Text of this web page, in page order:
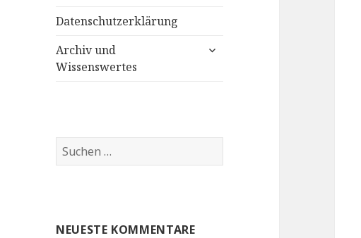
Datenschutzerklärung
Archiv und
Wissenswertes
untermenü
Suchen
nach:
NEUESTE KOMMENTARE